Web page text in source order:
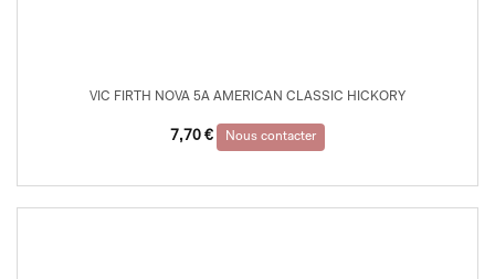
VIC FIRTH NOVA 5A AMERICAN CLASSIC HICKORY
7,70 € Nous contacter